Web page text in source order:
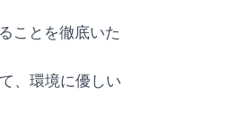
ことを徹底いた
、環境に優しい